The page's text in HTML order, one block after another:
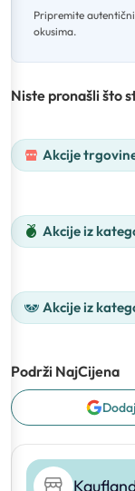
Pripremite
okusima.
Niste pronašli što
Akcije
Akcije iz
Akcije iz
Podrži NajCijena